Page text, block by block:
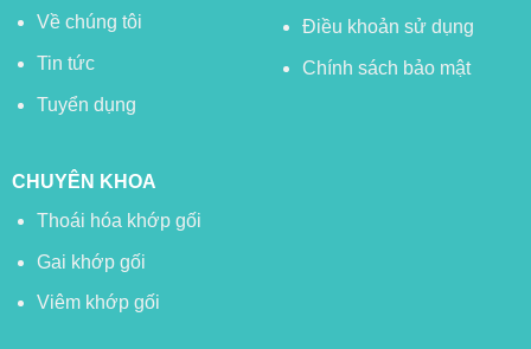
Về chúng tôi
Tin tức
Tuyển dụng
Điều khoản sử dụng
Chính sách bảo mật
CHUYÊN KHOA
Thoái hóa khớp gối
Gai khớp gối
Viêm khớp gối